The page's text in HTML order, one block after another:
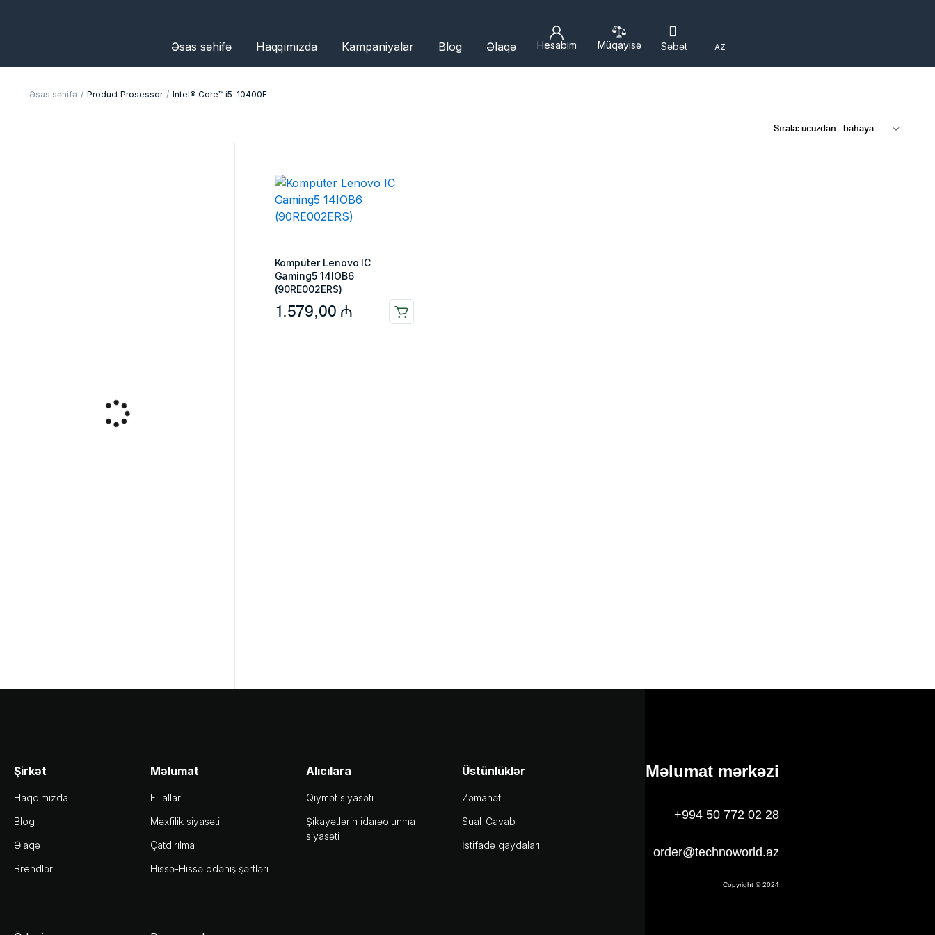
Əsas səhifə Haqqımızda Kampaniyalar Blog Əlaqə Hesabım Müqayisə Səbət AZ
Əsas səhifə Product Prosessor Intel® Core™ i5-10400F
Kompüter Lenovo IC
Gaming5 14IOB6
(90RE002ERS)
1.579,00 ₼
Şirkət
Haqqımızda
Blog
Əlaqə
Brendlər
Məlumat
Filiallar
Məxfilik siyasəti
Çatdırılma
Hissə-Hissə ödəniş şərtləri
Alıcılara
Qiymət siyasəti
Şikayətlərin idarəolunma
siyasəti
Üstünlüklər
Zəmanət
Sual-Cavab
İstifadə qaydaları
Məlumat mərkəzi
+994 50 772 02 28
order@technoworld.az
Copyright © 2024